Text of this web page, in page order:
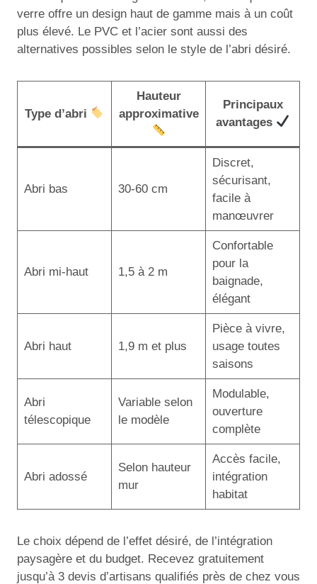
verre offre un design haut de gamme mais à un coût
plus élevé. Le PVC et l’acier sont aussi des
alternatives possibles selon le style de l’abri désiré.
Type d’abri
Hauteur
approximative
Principaux
avantages
Abri bas 30-60 cm
Discret,
sécurisant,
facile à
manœuvrer
Abri mi-haut 1,5 à 2 m
Confortable
pour la
baignade,
élégant
Abri haut 1,9 m et plus
Pièce à vivre,
usage toutes
saisons
Abri
télescopique
Variable selon
le modèle
Modulable,
ouverture
complète
Abri adossé
Selon hauteur
mur
Accès facile,
intégration
habitat
Le choix dépend de l’effet désiré, de l’intégration
paysagère et du budget. Recevez gratuitement
jusqu’à 3 devis d’artisans qualifiés près de chez vous